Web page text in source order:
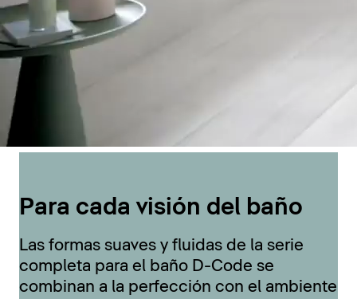
Para cada visión del baño
Las formas suaves y fluidas de la serie
completa para el baño D-Code se
combinan a la perfección con el ambiente